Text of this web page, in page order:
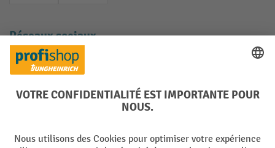
Réseaux sociaux
Facebook
YouTube
LinkedInInstagram